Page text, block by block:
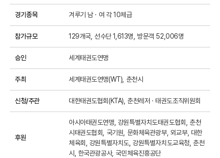
경기종목 겨루기 남 · 여 각 10체급
참가규모 129개국, 선수단 1,613명, 방문객 52,006명
승인 세계태권도연맹
주최 세계태권도연맹(WT), 춘천시
신청/주관 대한태권도협회(KTA), 춘천레저 · 태권도조직위원회
후원
아시아태권도연맹, 강원특별자치도태권도협회, 춘천
시태권도협회, 국기원, 문화체육관광부, 외교부, 대한
체육회, 강원특별자치도, 강원특별자치도교육청, 춘천
시, 한국관광공사, 국민체육진흥공단